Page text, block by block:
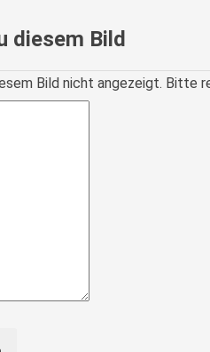
diesem Bild
Bild nicht angezeigt. Bitte